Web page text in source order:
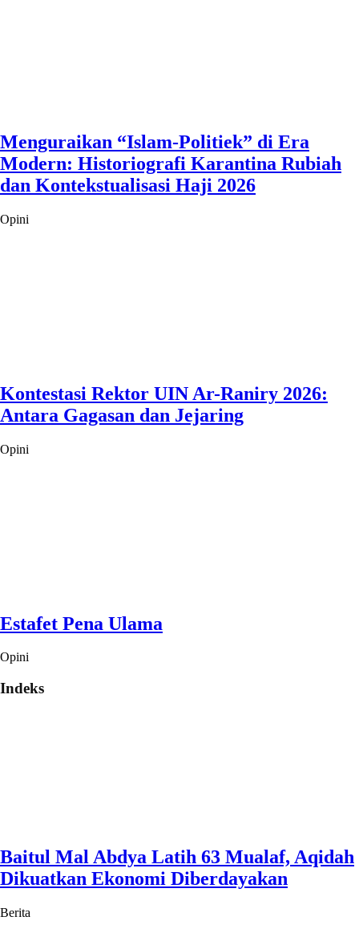
Menguraikan “Islam-Politiek” di Era
Modern: Historiografi Karantina Rubiah
dan Kontekstualisasi Haji 2026
Opini
Kontestasi Rektor UIN Ar-Raniry 2026:
Antara Gagasan dan Jejaring
Opini
Estafet Pena Ulama
Opini
Indeks
Baitul Mal Abdya Latih 63 Mualaf, Aqidah
Dikuatkan Ekonomi Diberdayakan
Berita